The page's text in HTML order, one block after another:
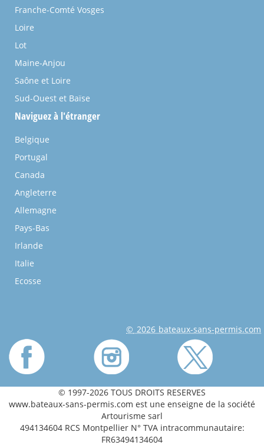
Franche-Comté Vosges
Loire
Lot
Maine-Anjou
Saône et Loire
Sud-Ouest et Baïse
Naviguez à l'étranger
Belgique
Portugal
Canada
Angleterre
Allemagne
Pays-Bas
Irlande
Italie
Ecosse
© 2026 bateaux-sans-permis.com
© 1997-2026 TOUS DROITS RESERVES
www.bateaux-sans-permis.com est une enseigne de la société
Artourisme sarl
494134604 RCS Montpellier N° TVA intracommunautaire:
FR63494134604